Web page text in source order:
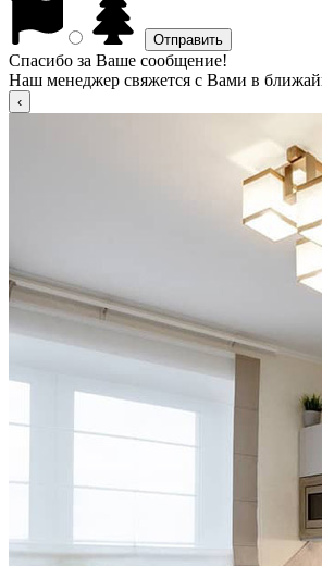
Спасибо за Ваше сообщение!
Наш менеджер свяжется с Вами в